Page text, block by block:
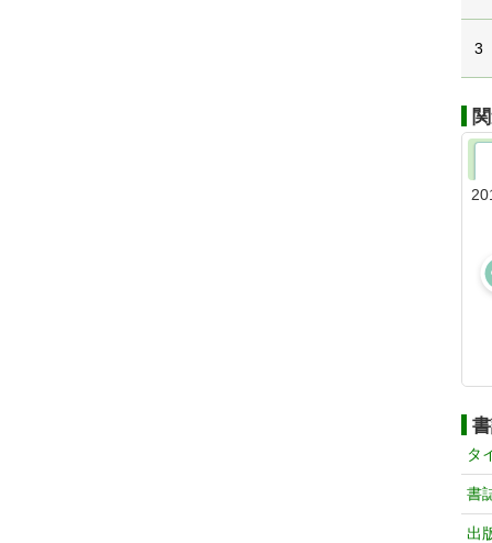
3
タ
書
出